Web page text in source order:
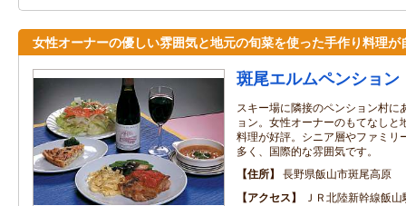
女性オーナーの優しい雰囲気と地元の旬菜を使った手作り料理が
斑尾エルムペンション
スキー場に隣接のペンション村に
ョン。女性オーナーのもてなしと
料理が好評。シニア層やファミリ
多く、国際的な雰囲気です。
住所
長野県飯山市斑尾高原
アクセス
ＪＲ北陸新幹線飯